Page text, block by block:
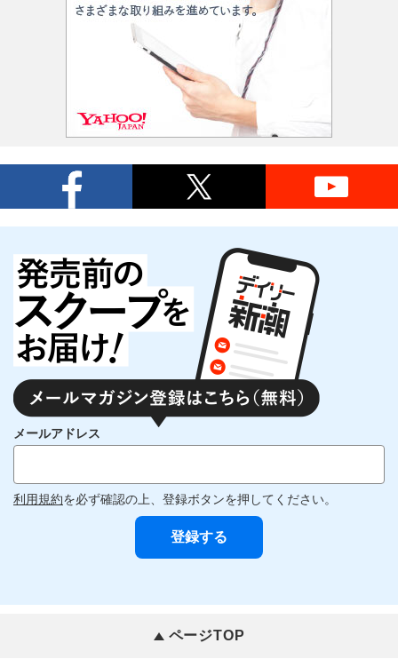
メールアドレス
利用規約を必ず確認の上、登録ボタンを押してください。
ページTOP